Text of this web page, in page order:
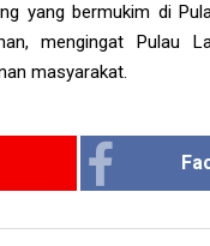
yang bermukim di
mengingat Pulau
masyarakat.